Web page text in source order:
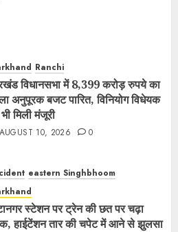
Ranchi
विधानसभा में 8,399 करोड़ रुपये का
अनुपूरक बजट पारित, विनियोग विधेयक
मिली मंजूरी
AUGUST 10, 2026 0
eastern Singhbhoom
स्टेशन पर ट्रेन की छत पर चढ़ा
हाईटेंशन तार की चपेट में आने से झुलसा